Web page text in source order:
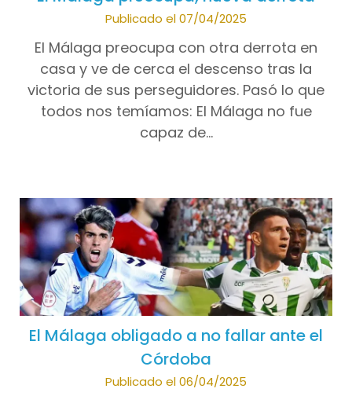
Publicado el 07/04/2025
El Málaga preocupa con otra derrota en
casa y ve de cerca el descenso tras la
victoria de sus perseguidores. Pasó lo que
todos nos temíamos: El Málaga no fue
capaz de…
El Málaga obligado a no fallar ante el
Córdoba
Publicado el 06/04/2025